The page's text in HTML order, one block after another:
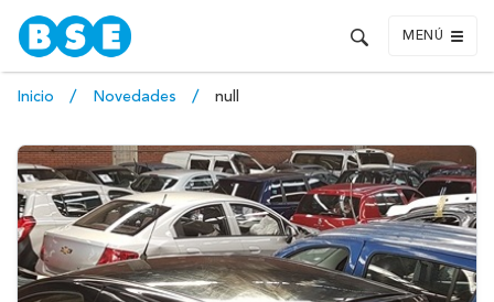
MENÚ
Inicio Novedades null